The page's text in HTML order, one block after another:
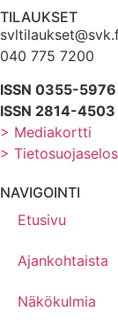
TILAUKSET
040 775 7200
ISSN 0355-5976
ISSN 2814-4503
> Mediakortti
>
NAVIGOINTI
Etusivu
Ajankohtaista
Näkökulmia